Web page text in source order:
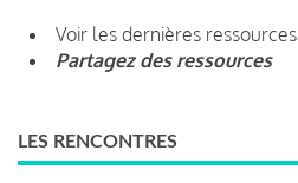
Voir les dernières ressources
Partagez des ressources
LES RENCONTRES